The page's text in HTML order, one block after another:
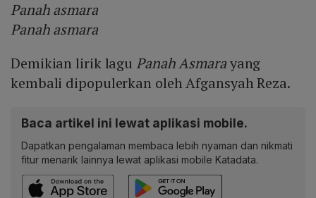
Panah asmara
Panah asmara
Demikian lirik lagu Panah Asmarayang
kembali dipopulerkan oleh Afgansyah Reza.
Baca artikel ini lewat aplikasi mobile.
Dapatkan pengalaman membaca lebih nyaman dan nikmati
fitur menarik lainnya lewat aplikasi mobile Katadata.